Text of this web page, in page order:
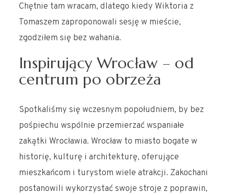
Chętnie tam wracam, dlatego kiedy Wiktoria z
Tomaszem zaproponowali sesję w mieście,
zgodziłem się bez wahania.
Inspirujący Wrocław – od
centrum po obrzeża
Spotkaliśmy się wczesnym popołudniem, by bez
pośpiechu wspólnie przemierzać wspaniałe
zakątki Wrocławia. Wrocław to miasto bogate w
historię, kulturę i architekturę, oferujące
mieszkańcom i turystom wiele atrakcji. Zakochani
postanowili wykorzystać swoje stroje z poprawin,